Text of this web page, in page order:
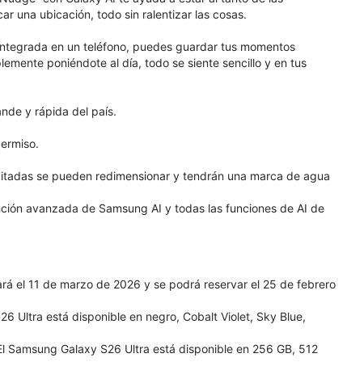
una ubicación, todo sin ralentizar las cosas.
en un teléfono, puedes guardar tus momentos
poniéndote al día, todo se siente sencillo y en tus
y rápida del país.
se pueden redimensionar y tendrán una marca de agua
avanzada de Samsung AI y todas las funciones de AI de
el 11 de marzo de 2026 y se podrá reservar el 25 de febrero
Ultra está disponible en negro, Cobalt Violet, Sky Blue,
Galaxy S26 Ultra está disponible en 256 GB, 512